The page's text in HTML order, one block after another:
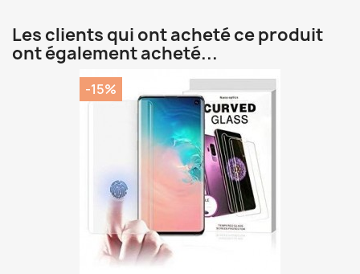
Les clients qui ont acheté ce produit
ont également acheté...
-15%